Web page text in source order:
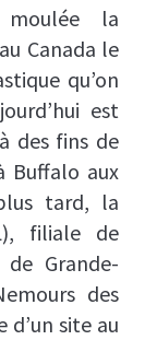
moulée la
Canada le
qu’on
est
des fins de
Buffalo aux
tard, la
filiale de
de Grande-
des
d’un site au